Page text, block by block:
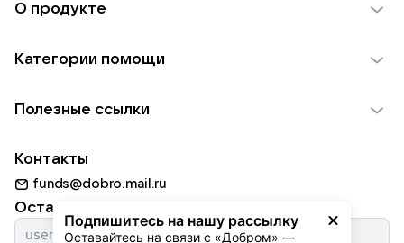
Подпишитесь на нашу рассылку
Оставайтесь на связи с «Добром» —
О продукте
Использование материалов
Для НКО
Партнерам
Категории помощи
Пожилым
Животным
Природе
Культуре
Полезные ссылки
Добрый день
Истории
Контакты
funds@dobro.mail.ru
Оставайтесь с нами